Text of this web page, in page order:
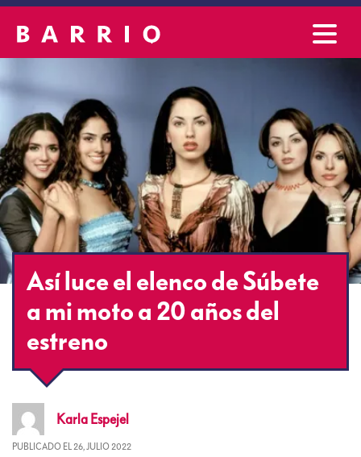
Así luce el elenco de Súbete
a mi moto a 20 años del
estreno
Karla Espejel
PUBLICADO EL 26, JULIO 2022